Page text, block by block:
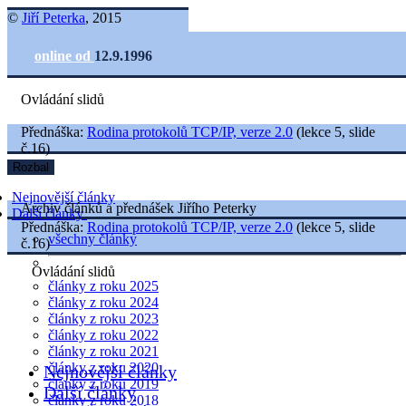
© Jiří Peterka, 2015
online od 12.9.1996
Ovládání slidů
Nejnovější články
Další články
všechny články
články z roku 2025
články z roku 2024
články z roku 2023
články z roku 2022
články z roku 2021
články z roku 2020
články z roku 2019
články z roku 2018
Přednáška: Rodina protokolů TCP/IP, verze 2.0 (lekce 5, slide
č.16)
Rozbal
Archiv článků a přednášek Jiřího Peterky
Přednáška: Rodina protokolů TCP/IP, verze 2.0 (lekce 5, slide
č.16)
Ovládání slidů
Nejnovější články
Další články